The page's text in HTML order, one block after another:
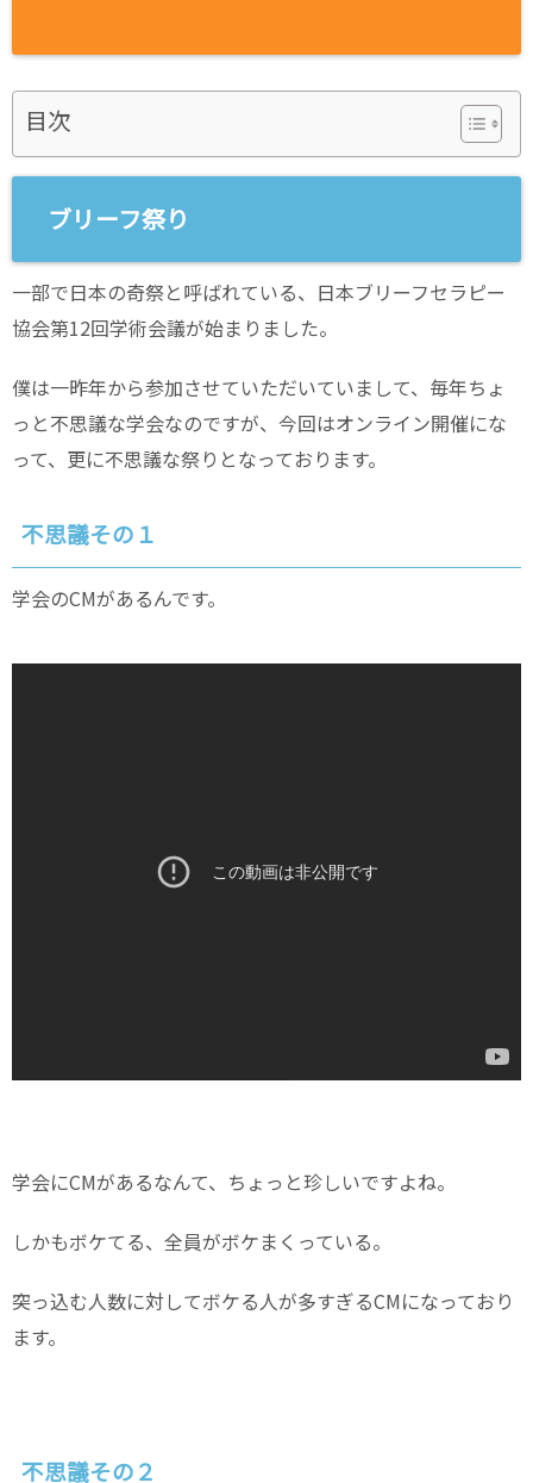
目次
ブリーフ祭り
一部で日本の奇祭と呼ばれている、日本ブリーフセラピー
協会第12回学術会議が始まりました。
僕は一昨年から参加させていただいていまして、毎年ちょ
っと不思議な学会なのですが、今回はオンライン開催にな
って、更に不思議な祭りとなっております。
不思議その１
学会のCMがあるんです。
学会にCMがあるなんて、ちょっと珍しいですよね。
しかもボケてる、全員がボケまくっている。
突っ込む人数に対してボケる人が多すぎるCMになっており
ます。
不思議その２